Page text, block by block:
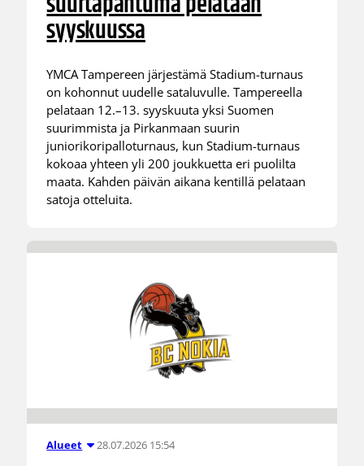
syyskuussa
YMCA Tampereen järjestämä Stadium-turnaus
on kohonnut uudelle sataluvulle. Tampereella
pelataan 12.–13. syyskuuta yksi Suomen
suurimmista ja Pirkanmaan suurin
juniorikoripalloturnaus, kun Stadium-turnaus
kokoaa yhteen yli 200 joukkuetta eri puolilta
maata. Kahden päivän aikana kentillä pelataan
satoja otteluita.
Alueet 28.07.2026 15:54